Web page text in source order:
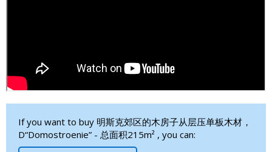
If you want to buy 明斯克郊区的木房子从层压单板木材，
D“Domostroenie” - 总面积215m² , you can: